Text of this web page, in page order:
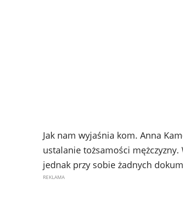
Jak nam wyjaśnia kom. Anna
ustalanie tożsamości
jednak przy sobie żadnych